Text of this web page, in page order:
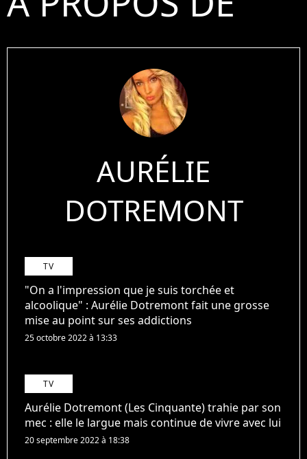
AURÉLIE
DOTREMONT
TV
"On a l'impression que je suis torchée et
alcoolique" : Aurélie Dotremont fait une grosse
mise au point sur ses addictions
25 octobre 2022 à 13:33
TV
Aurélie Dotremont (Les Cinquante) trahie par son
mec : elle le largue mais continue de vivre avec lui
20 septembre 2022 à 18:38